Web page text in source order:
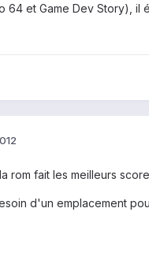
64 et Game Dev Story), il
rom fait les meilleurs
d'un emplacement